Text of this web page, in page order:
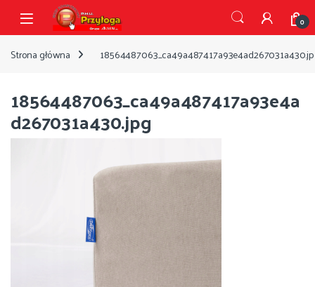
Przejdź do nawigacji
Przejdź do treści
Open 0
Strona główna
18564487063_ca49a487417a93e4a
d267031a430.jpg